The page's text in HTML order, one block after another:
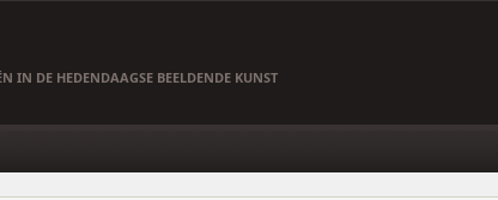
IN DE HEDENDAAGSE BEELDENDE KUNST